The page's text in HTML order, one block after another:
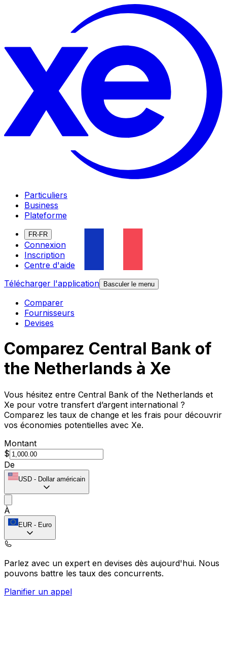
Particuliers
Business
Plateforme
FR-FR
Connexion
Inscription
Centre d'aide
Télécharger l'application
Basculer le menu
Comparer
Fournisseurs
Devises
Comparez Central Bank of
the Netherlands à Xe
Vous hésitez entre Central Bank of the Netherlands et
Xe pour votre transfert d’argent international ?
Comparez les taux de change et les frais pour découvrir
vos économies potentielles avec Xe.
Montant
$
De
USD - Dollar américain
À
EUR - Euro
Parlez avec un expert en devises dès aujourd'hui. Nous
pouvons battre les taux des concurrents.
Planifier un appel